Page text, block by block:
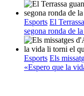
Esports El
segona ronda de
Esports Els
«Espero que la